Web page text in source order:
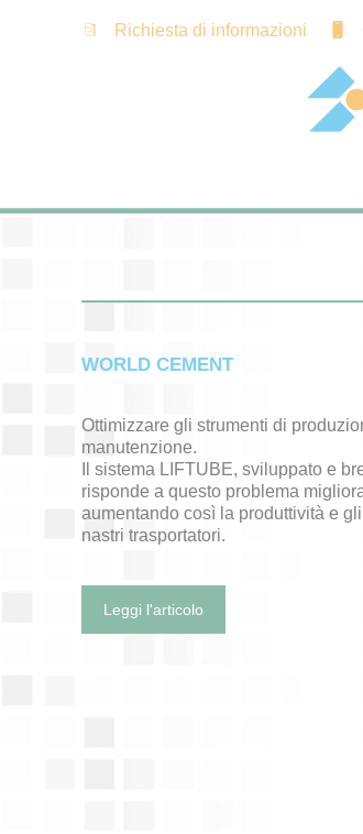
Richiesta di informazioni
WORLD CEMENT
Ottimizzare gli strumenti di
manutenzione.
Il sistema LIFTUBE, sviluppato e
risponde a questo problema
aumentando così la produttività e
nastri trasportatori.
Leggi l'articolo